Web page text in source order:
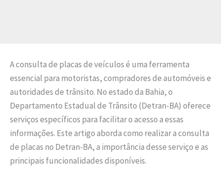
A consulta de placas de veículos é uma ferramenta
essencial para motoristas, compradores de automóveis e
autoridades de trânsito. No estado da Bahia, o
Departamento Estadual de Trânsito (Detran-BA) oferece
serviços específicos para facilitar o acesso a essas
informações. Este artigo aborda como realizar a consulta
de placas no Detran-BA, a importância desse serviço e as
principais funcionalidades disponíveis.